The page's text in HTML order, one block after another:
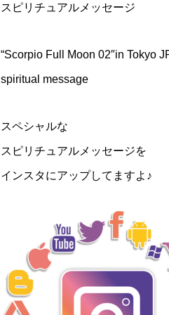
スピリチュアルメッセージ
“Scorpio Full Moon 02″in Tokyo
spiritual message
スペシャルな
スピリチュアルメッセージを
インスタにアップしてますよ♪